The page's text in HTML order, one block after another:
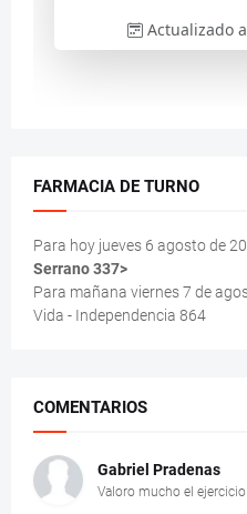
FARMACIA DE TURNO
Para hoy jueves 6 agosto de
Serrano 337>
Para mañana viernes 7 de
Vida - Independencia 864
COMENTARIOS
Gabriel Pradenas
Valoro mucho el